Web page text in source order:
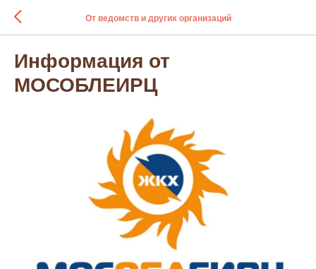
От ведомств и других организаций
Информация от
МОСОБЛЕИРЦ